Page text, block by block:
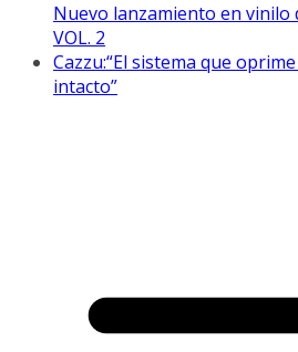
Nuevo lanzamiento en vinilo
VOL. 2
Cazzu:“El sistema que
intacto”